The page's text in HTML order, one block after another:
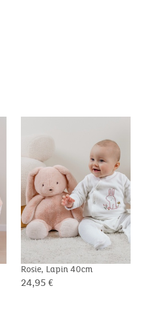
Rosie, Lapin 40cm
24,95 €